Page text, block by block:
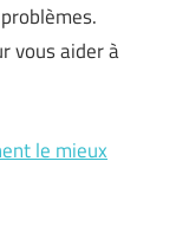
vous aider à
le mieux